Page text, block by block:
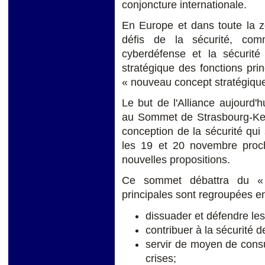
conjoncture internationale.
En Europe et dans toute la
défis de la sécurité,
cyberdéfense et la
stratégique des fonctions
« nouveau concept
Le but de l'Alliance
au Sommet de Strasbourg-
conception de la sécurité
les 19 et 20 novembre
nouvelles propositions.
Ce sommet débattra du
principales sont regroupées
dissuader et défendre
contribuer à la sécurité
servir de moyen de
crises;